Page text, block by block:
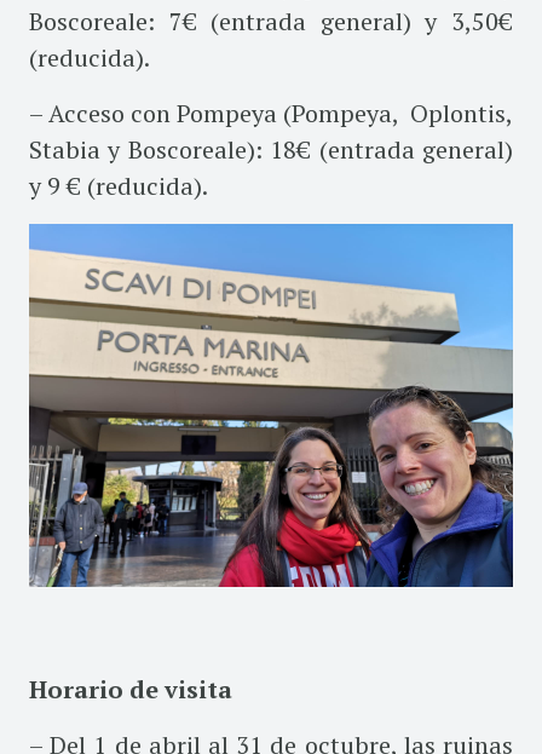
Boscoreale: 7€ (entrada general) y 3,50€
(reducida).
– Acceso con Pompeya (Pompeya, Oplontis,
Stabia y Boscoreale): 18€ (entrada general)
y 9 € (reducida).
Horario de visita
– Del 1 de abril al 31 de octubre, las ruinas